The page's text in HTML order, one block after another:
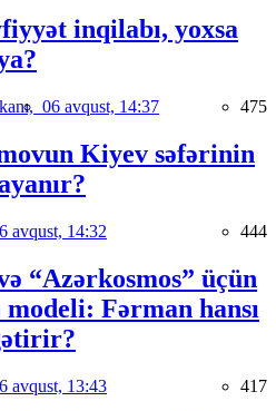
inqilabı, yoxsa
06 avqust, 14:37 475
Kiyev səfərinin
avqust, 14:32 444
“Azərkosmos” üçün
Fərman hansı
avqust, 13:43 417